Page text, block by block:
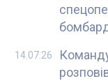
14.07.26